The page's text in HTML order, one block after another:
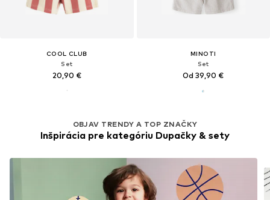
COOL CLUB
Set
20,90 €
OBJAV TRENDY A TOP ZNAČKY
Inšpirácia pre kategóriu Dupačky & sety
MINOTI
Set
Od 39,90 €